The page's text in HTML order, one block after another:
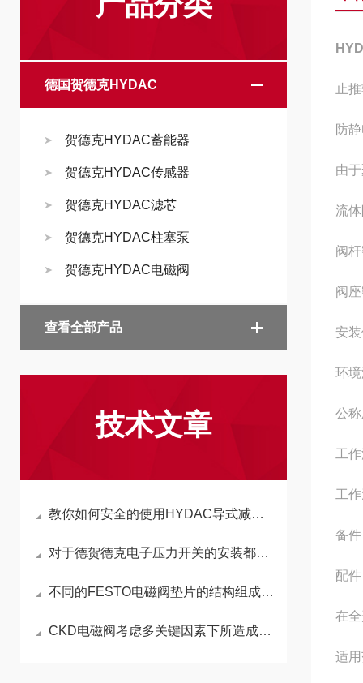
德国贺德克HYDAC
贺德克HYDAC蓄能器
贺德克HYDAC传感器
贺德克HYDAC滤芯
贺德克HYDAC柱塞泵
贺德克HYDAC电磁阀
查看全部产品
技术文章
教你如何安全的使用HYDAC导式减压阀，收藏备用！
对于德贺德克电子压力开关的安装都有哪些要求呢
不同的FESTO电磁阀垫片的结构组成有哪些
CKD电磁阀考虑多关键因素下所造成的无效性
止
防
由
流
阀
阀
安
环
公
工
工
备
配
在
适